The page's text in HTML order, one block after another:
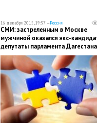
16 декабря 2015, 19:57 —Россия
СМИ: застреленным в Москве
мужчиной оказался экс-
депутаты парламента Дагестана
Мухтар Меджидов